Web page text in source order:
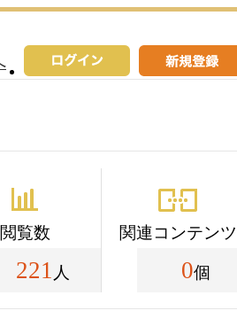
閲覧数
221 人
関連コンテンツ
0個